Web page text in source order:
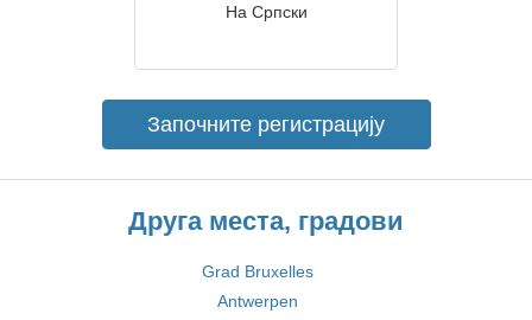
На Српски
Започните регистрацију
Друга места, градови
Grad Bruxelles
Antwerpen